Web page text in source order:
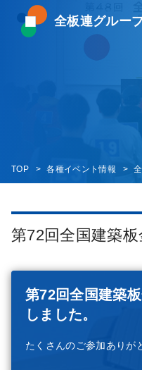
全板連グルー
TOP 各種イベント情報
第72回全国建築
第72回全国建築
しました。
たくさんのご参加ありが